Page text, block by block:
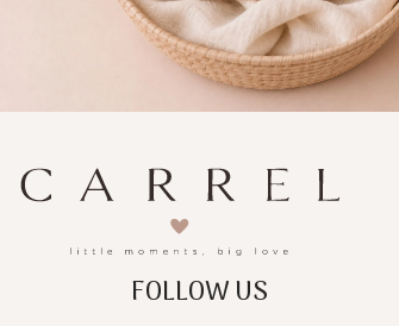
FOLLOW US